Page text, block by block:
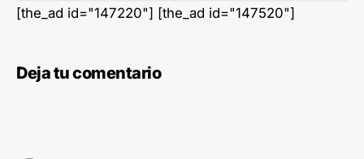
[the_ad id="147220"] [the_ad id="147520"]
Deja tu comentario